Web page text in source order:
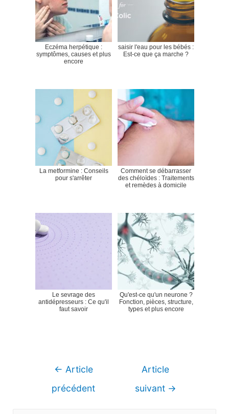
Eczéma herpétique :
symptômes, causes et plus
encore
saisir l'eau pour les bébés :
Est-ce que ça marche ?
La metformine : Conseils
pour s'arrêter
Comment se débarrasser
des chéloïdes : Traitements
et remèdes à domicile
Le sevrage des
antidépresseurs : Ce qu'il
faut savoir
Qu'est-ce qu'un neurone ?
Fonction, pièces, structure,
types et plus encore
Navigation
← Article
précédent
Article
suivant →